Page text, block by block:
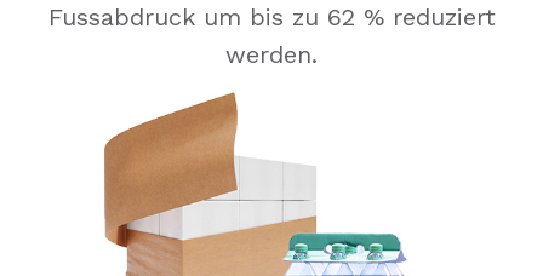
Fussabdruck um bis zu 62 % reduziert
werden.